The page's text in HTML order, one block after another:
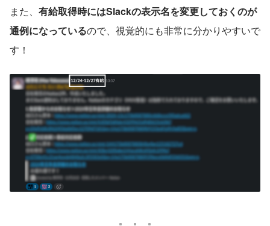
また、 有給取得時にはSlackの表示名を変更しておくのが
通例になっているので、視覚的にも非常に分かりやすいで
す！